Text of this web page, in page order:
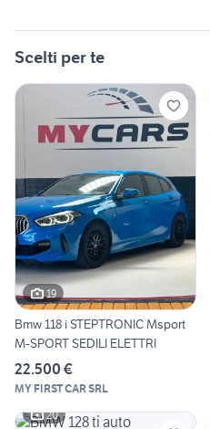
Scelti per te
19
Bmw 118 i STEPTRONIC Msport
M-SPORT SEDILI ELETTRI
22.500 €
MY FIRST CAR SRL
20